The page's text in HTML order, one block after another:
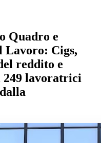
Quadro e
Lavoro: Cigs,
reddito e
249 lavoratrici